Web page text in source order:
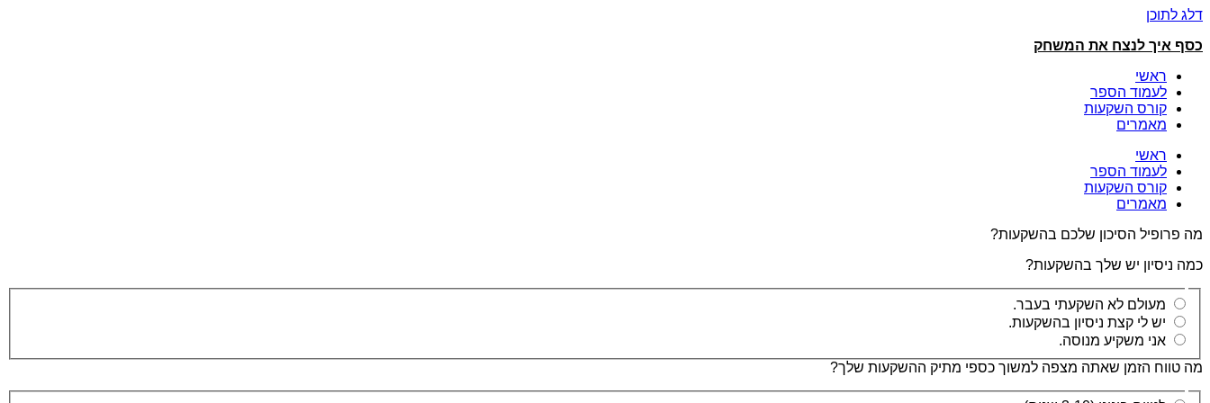
דלג לתוכן
כסף איך לנצח את המשחק
ראשי
לעמוד הספר
קורס השקעות
מאמרים
ראשי
לעמוד הספר
קורס השקעות
מאמרים
מה פרופיל הסיכון שלכם בהשקעות?
כמה ניסיון יש שלך בהשקעות?
מעולם לא השקעתי בעבר.
יש לי קצת ניסיון בהשקעות.
אני משקיע מנוסה.
מה טווח הזמן שאתה מצפה למשוך כספי מתיק ההשקעות שלך?